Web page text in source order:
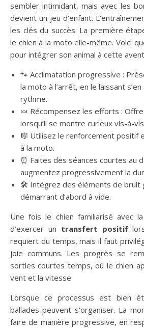
sembler intimidant, mais avec les
devient un jeu d’enfant.
les clés du succès. La première
le chien à la moto elle-même. Voici
pour intégrer son animal à cette
🐾 Acclimatation progressive :
la moto à l’arrêt, en le laissant
rythme.
🍬 Récompensez les efforts :
lorsqu’il se montre curieux vis-à-
🎼 Utilisez le renforcement positif
à la moto.
⏰ Faites des séances courtes au
augmentez progressivement la
🛠️ Intégrez des éléments de bruit
démarrant d’abord à vide.
Une fois le chien familiarisé avec
d’exercer un transfert positif
requiert du temps, mais il faut
joie communs. Les progrès se
sorties courtes temps, où le chien
vent et la vitesse.
Lorsque ce processus est bien
ballades peuvent s’organiser. La
faire de manière progressive, en